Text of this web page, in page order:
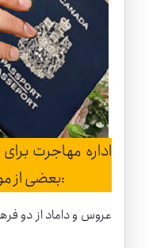
اداره مهاجرت
بعضی از موارد شک‌برانگیز به شرح زیر است: